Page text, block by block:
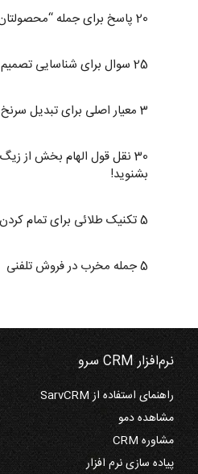
30 نقل قول الهام بخش از زیگ
بشنوید!
نرم‌افزار CRM سرو
راهنمای استفاده از SarvCRM
مشاهده دمو
مشاوره CRM
پیاده سازی نرم افزار